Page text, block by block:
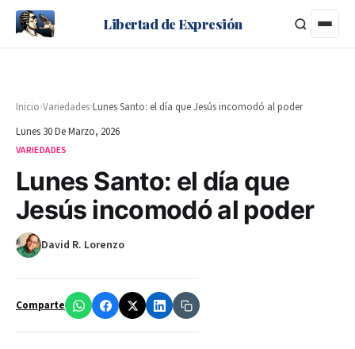
Libertad de Expresión
Inicio›Variedades›Lunes Santo: el día que Jesús incomodó al poder
Lunes 30 De Marzo, 2026
VARIEDADES
Lunes Santo: el día que
Jesús incomodó al poder
David R. Lorenzo
Comparte